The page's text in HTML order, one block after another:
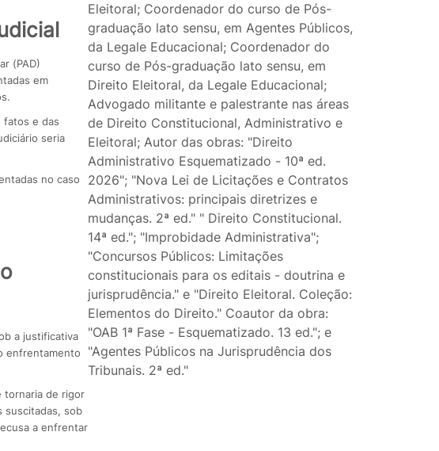
(PAD)
em
fatos e das
seria
no caso
a justificativa
enfrentamento
tornaria de rigor
suscitadas, sob
a enfrentar
Eleitoral; Coordenador do curso de Pós-
graduação lato sensu, em Agentes Públicos,
da Legale Educacional; Coordenador do
curso de Pós-graduação lato sensu, em
Direito Eleitoral, da Legale Educacional;
Advogado militante e palestrante nas áreas
de Direito Constitucional, Administrativo e
Eleitoral; Autor das obras: "Direito
Administrativo Esquematizado - 10ª ed.
2026"; "Nova Lei de Licitações e Contratos
Administrativos: principais diretrizes e
mudanças. 2ª ed." " Direito Constitucional.
14ª ed."; "Improbidade Administrativa";
"Concursos Públicos: Limitações
constitucionais para os editais - doutrina e
jurisprudência." e "Direito Eleitoral. Coleção:
Elementos do Direito." Coautor da obra:
"OAB 1ª Fase - Esquematizado. 13 ed."; e
"Agentes Públicos na Jurisprudência dos
Tribunais. 2ª ed."